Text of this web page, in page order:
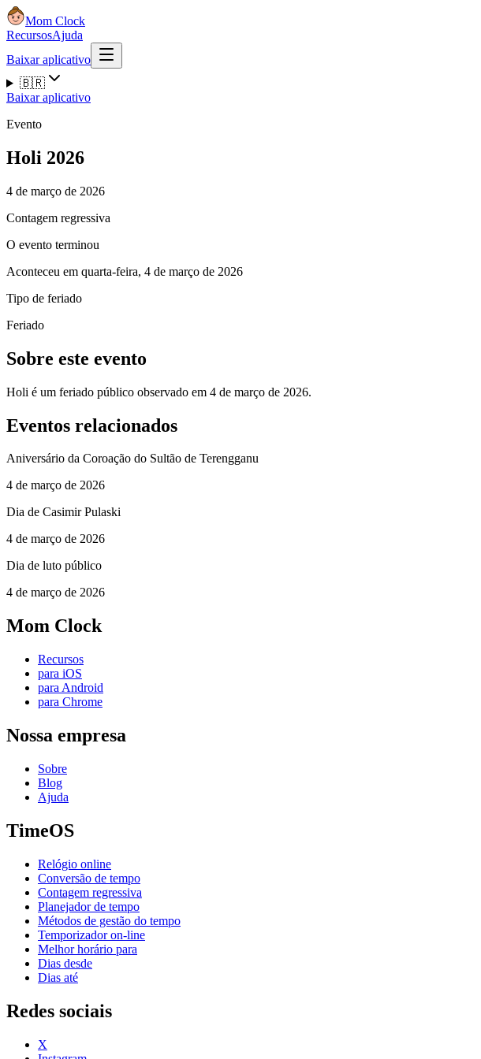
Mom Clock
RecursosAjuda
Baixar aplicativo
🇧🇷
Baixar aplicativo
Evento
Holi 2026
4 de março de 2026
Contagem regressiva
O evento terminou
Aconteceu em quarta-feira, 4 de março de 2026
Tipo de feriado
Feriado
Sobre este evento
Holi é um feriado público observado em 4 de março de 2026.
Eventos relacionados
Aniversário da Coroação do Sultão de Terengganu
4 de março de 2026
Dia de Casimir Pulaski
4 de março de 2026
Dia de luto público
4 de março de 2026
Mom Clock
Recursos
para iOS
para Android
para Chrome
Nossa empresa
Sobre
Blog
Ajuda
TimeOS
Relógio online
Conversão de tempo
Contagem regressiva
Planejador de tempo
Métodos de gestão do tempo
Temporizador on-line
Melhor horário para
Dias desde
Dias até
Redes sociais
X